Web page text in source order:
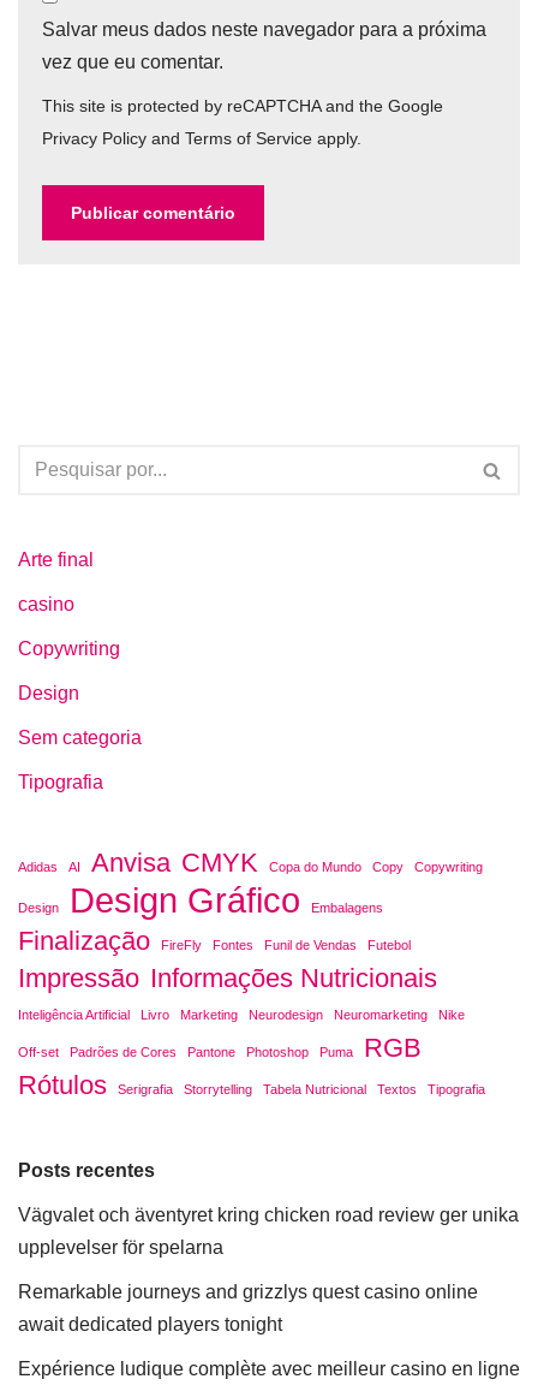
Salvar meus dados neste navegador para a próxima
vez que eu comentar.
This site is protected by reCAPTCHA and the Google
Privacy Policy and Terms of Service apply.
Arte final
casino
Copywriting
Design
Sem categoria
Tipografia
Adidas AI Anvisa CMYK Copa do Mundo Copy Copywriting
Design Design Gráfico Embalagens
Finalização FireFly Fontes Funil de Vendas Futebol
Impressão Informações Nutricionais
Inteligência Artificial Livro Marketing Neurodesign Neuromarketing Nike
Off-set Padrões de Cores Pantone Photoshop Puma
RGB
Rótulos
Serigrafia Storrytelling Tabela Nutricional Textos Tipografia
Posts recentes
Vägvalet och äventyret kring chicken road review ger unika
upplevelser för spelarna
Remarkable journeys and grizzlys quest casino online
await dedicated players tonight
Expérience ludique complète avec meilleur casino en ligne